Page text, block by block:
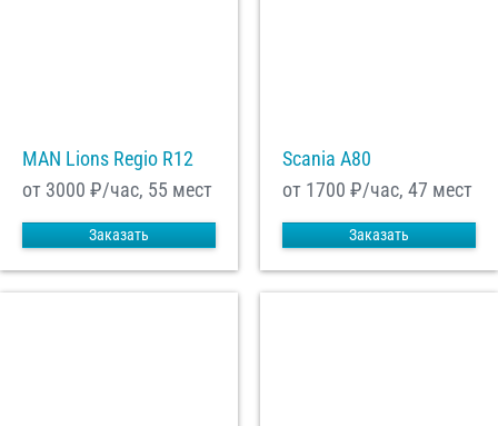
MAN Lions Regio R12
от 3000 ₽/час, 55 мест
Заказать
Scania A80
от 1700 ₽/час, 47 мест
Заказать